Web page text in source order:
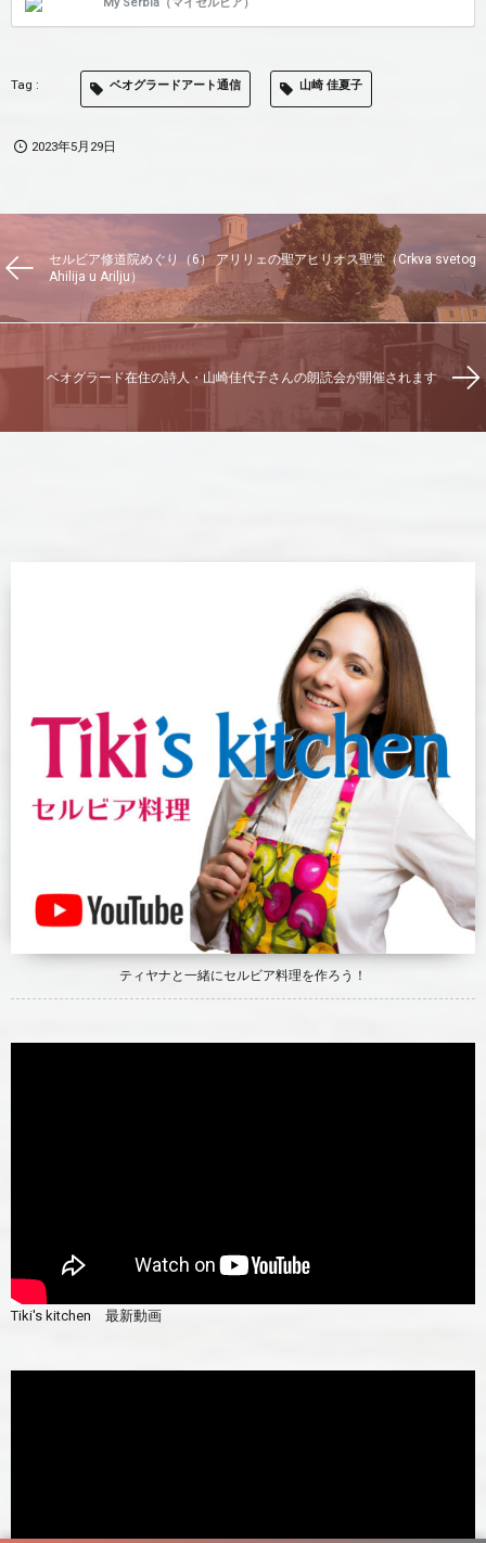
ーライのフェルトアート ベオグラードアート通信の連
載も気づけば前回の更新から一年近く時間が経ってし
出したノヴィサド駅舎の崩落事故をきっかけに、市民
の現政権に対する不満が爆発し、学生たちによってセ
【第11回】古賀亜希子参加、「トランスフォーメーシ
My Serbia（マイセルビア）
ベオグラードアート通信 山崎 佳夏子
2023年5月29日
セルビア修道院めぐり（6） アリリェの聖アヒリオス聖堂（Crkva svetog
Ahilija u Arilju）
ベオグラード在住の詩人・山崎佳代子さんの朗読会が開催されます
ティヤナと一緒にセルビア料理を作ろう！
Tiki's kitchen 最新動画